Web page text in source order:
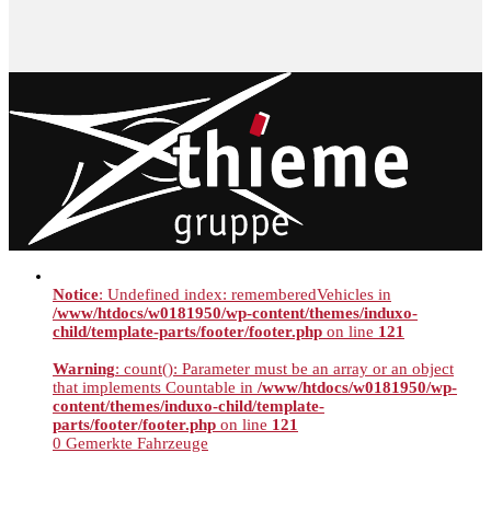
Notice: Undefined index: rememberedVehicles in
/www/htdocs/w0181950/wp-content/themes/induxo-
child/template-parts/footer/footer.php on line 121
Warning: count(): Parameter must be an array or an object
that implements Countable in /www/htdocs/w0181950/wp-
content/themes/induxo-child/template-
parts/footer/footer.php on line 121
0 Gemerkte Fahrzeuge